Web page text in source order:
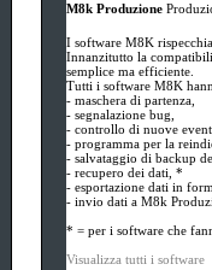
M8k Produzione
I software M8K
Innanzitutto la
semplice ma efficiente.
Tutti i software M8K
- maschera di partenza,
- segnalazione bug,
- controllo di nuove
- programma per la
- salvataggio di backup
- recupero dei dati, *
- esportazione dati in
- invio dati a M8k
* = per i software che
Visualizza tutti i software